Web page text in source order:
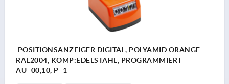
POSITIONSANZEIGER DIGITAL, POLYAMID ORANGE
RAL2004, KOMP:EDELSTAHL, PROGRAMMIERT
AU=00,10, P=1